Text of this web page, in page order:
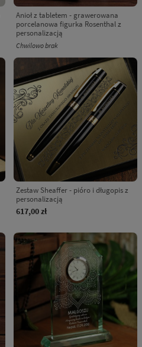
Anioł z tabletem - grawerowana
porcelanowa figurka Rosenthal z
personalizacją
Chwilowo brak
Zestaw Sheaffer - pióro i długopis z
personalizacją
617,00 zł